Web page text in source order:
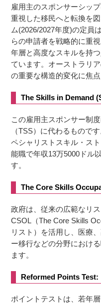
雇用主のスポンサーシッ
重視した移民へと転換を
ム(2026/2027年度)の定員
らの申請者を戦略的に重
年層と高度なスキルを持
ています。オーストラリ
の重要な構造的変化に焦点
The Skills in Demand
この雇用主スポンサー制
（TSS）に代わるもので
ペシャリストスキル・ス
能職で年収13万5000ドル
す。
The Core Skills
政府は、従来の広範なリ
CSOL（The Core Skills
リスト）を活用し、医療
ー移行などの分野におけ
ます。
Reformed Points Test:
ポイントテストは、若年